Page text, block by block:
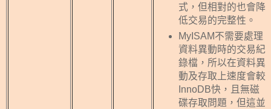
式，但相對的也會降
低交易的完整性。
MyISAM不需要處理
資料異動時的交易紀
錄檔，所以在資料異
動及存取上速度會較
InnoDB快，且無磁
碟存取問題，但這並